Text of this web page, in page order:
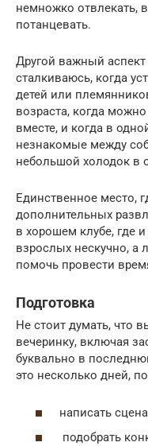
немножко отвлекать,
потанцевать.
Другой важный
сталкиваюсь, когда
детей или
возраста, когда
вместе, и когда в
незнакомые между
небольшой холодок в
Единственное место,
дополнительных
в хорошем клубе, где
взрослых нескучно,
помочь провести
Подготовка
Не стоит думать, что
вечеринку, включая
буквально в
это несколько дней,
написать
подобрать